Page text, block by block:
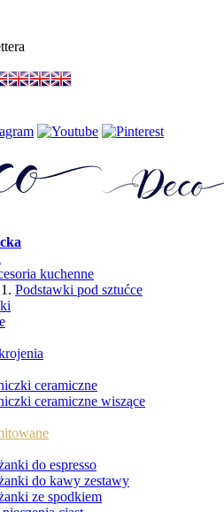
kuchenne
Podstawki pod sztućce
ceramiczne
ceramiczne wiszące
do espresso
do kawy zestawy
ze spodkiem